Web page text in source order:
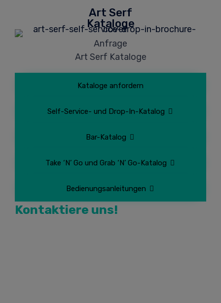
Art Serf
Kataloge
Anfrage
Art Serf Kataloge
Kataloge anfordern
Self-Service- und Drop-In-Katalog
Bar-Katalog
Take ‘N’ Go und Grab ‘N’ Go-Katalog
Bedienungsanleitungen
Kontaktiere uns!